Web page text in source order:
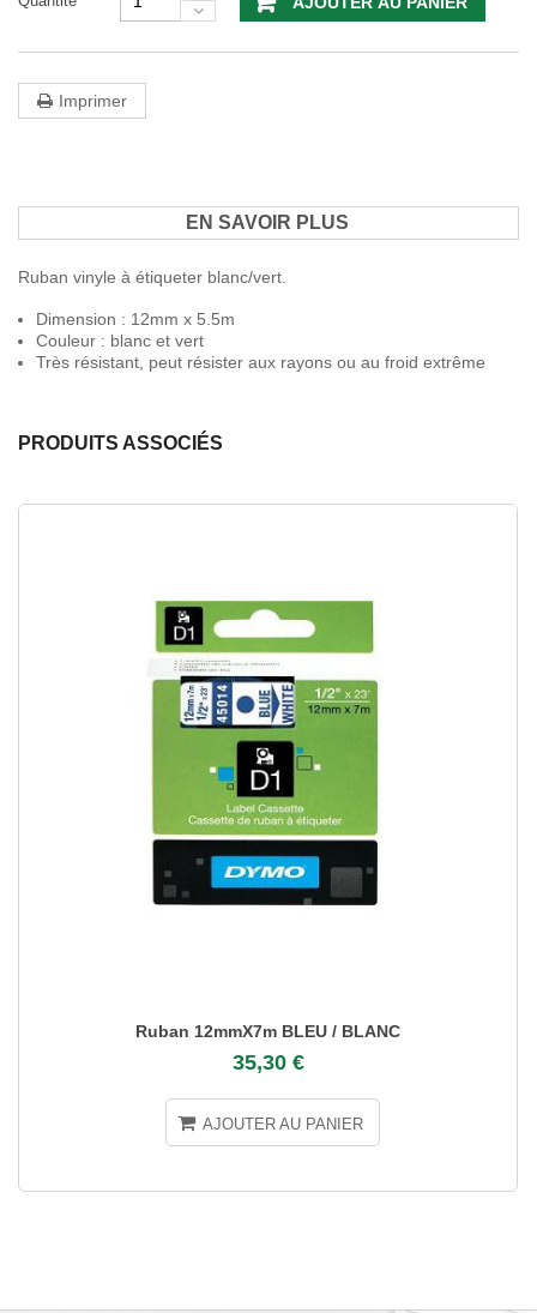
Imprimer
EN SAVOIR PLUS
Ruban vinyle à étiqueter blanc/vert.
Dimension : 12mm x 5.5m
Couleur : blanc et vert
Très résistant, peut résister aux rayons ou au froid extrême
PRODUITS ASSOCIÉS
Ruban 12mmX7m BLEU / BLANC
35,30 €
AJOUTER AU PANIER